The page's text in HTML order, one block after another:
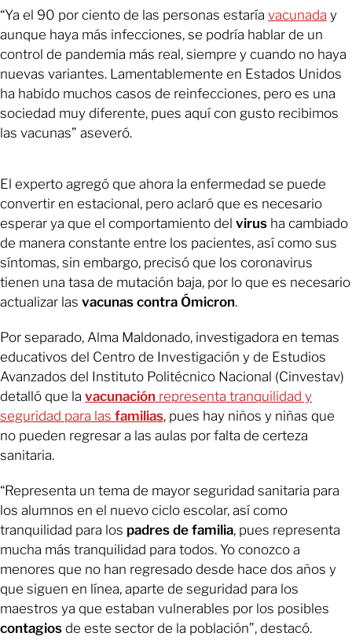
“Ya el 90 por ciento de las personas estaría vacunada y
aunque haya más infecciones, se podría hablar de un
control de pandemia más real, siempre y cuando no haya
nuevas variantes. Lamentablemente en Estados Unidos
ha habido muchos casos de reinfecciones, pero es una
sociedad muy diferente, pues aquí con gusto recibimos
las vacunas” aseveró.
El experto agregó que ahora la enfermedad se puede
convertir en estacional, pero aclaró que es necesario
esperar ya que el comportamiento del virus ha cambiado
de manera constante entre los pacientes, así como sus
síntomas, sin embargo, precisó que los coronavirus
tienen una tasa de mutación baja, por lo que es necesario
actualizar las vacunas contra Ómicron.
Por separado, Alma Maldonado, investigadora en temas
educativos del Centro de Investigación y de Estudios
Avanzados del Instituto Politécnico Nacional (Cinvestav)
detalló que la vacunación representa tranquilidad y
seguridad para las familias, pues hay niños y niñas que
no pueden regresar a las aulas por falta de certeza
sanitaria.
“Representa un tema de mayor seguridad sanitaria para
los alumnos en el nuevo ciclo escolar, así como
tranquilidad para los padres de familia, pues representa
mucha más tranquilidad para todos. Yo conozco a
menores que no han regresado desde hace dos años y
que siguen en línea, aparte de seguridad para los
maestros ya que estaban vulnerables por los posibles
contagios de este sector de la población”, destacó.